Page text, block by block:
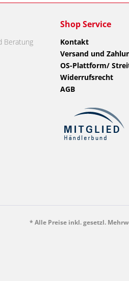
Beratung
Shop Service
Kontakt
Versand und
OS-Plattform/
Widerrufsrecht
AGB
* Alle Preise inkl. gesetzl.